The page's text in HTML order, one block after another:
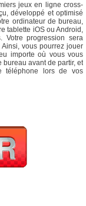
jeux en ligne cross-
développé et optimisé
ordinateur de bureau,
tablette iOS ou Android,
Votre progression sera
vous pourrez jouer
importe où vous vous
avant de partir, et
téléphone lors de vos